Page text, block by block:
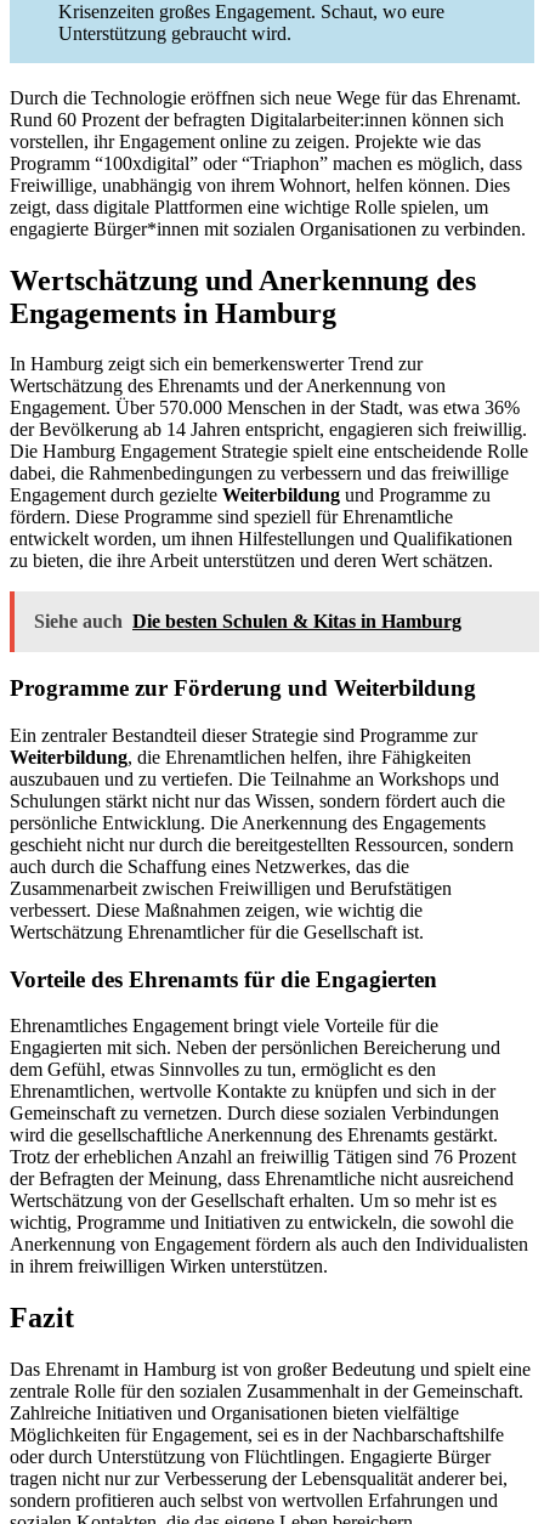
Krisenzeiten großes Engagement. Schaut, wo eure
Unterstützung gebraucht wird.
Durch die Technologie eröffnen sich neue Wege für das Ehrenamt.
Rund 60 Prozent der befragten Digitalarbeiter:innen können sich
vorstellen, ihr Engagement online zu zeigen. Projekte wie das
Programm “100xdigital” oder “Triaphon” machen es möglich, dass
Freiwillige, unabhängig von ihrem Wohnort, helfen können. Dies
zeigt, dass digitale Plattformen eine wichtige Rolle spielen, um
engagierte Bürger*innen mit sozialen Organisationen zu verbinden.
Wertschätzung und Anerkennung des
Engagements in Hamburg
In Hamburg zeigt sich ein bemerkenswerter Trend zur
Wertschätzung des Ehrenamts und der Anerkennung von
Engagement. Über 570.000 Menschen in der Stadt, was etwa 36%
der Bevölkerung ab 14 Jahren entspricht, engagieren sich freiwillig.
Die Hamburg Engagement Strategie spielt eine entscheidende Rolle
dabei, die Rahmenbedingungen zu verbessern und das freiwillige
Engagement durch gezielte Weiterbildung und Programme zu
fördern. Diese Programme sind speziell für Ehrenamtliche
entwickelt worden, um ihnen Hilfestellungen und Qualifikationen
zu bieten, die ihre Arbeit unterstützen und deren Wert schätzen.
Siehe auch Die besten Schulen & Kitas in Hamburg
Programme zur Förderung und Weiterbildung
Ein zentraler Bestandteil dieser Strategie sind Programme zur
Weiterbildung, die Ehrenamtlichen helfen, ihre Fähigkeiten
auszubauen und zu vertiefen. Die Teilnahme an Workshops und
Schulungen stärkt nicht nur das Wissen, sondern fördert auch die
persönliche Entwicklung. Die Anerkennung des Engagements
geschieht nicht nur durch die bereitgestellten Ressourcen, sondern
auch durch die Schaffung eines Netzwerkes, das die
Zusammenarbeit zwischen Freiwilligen und Berufstätigen
verbessert. Diese Maßnahmen zeigen, wie wichtig die
Wertschätzung Ehrenamtlicher für die Gesellschaft ist.
Vorteile des Ehrenamts für die Engagierten
Ehrenamtliches Engagement bringt viele Vorteile für die
Engagierten mit sich. Neben der persönlichen Bereicherung und
dem Gefühl, etwas Sinnvolles zu tun, ermöglicht es den
Ehrenamtlichen, wertvolle Kontakte zu knüpfen und sich in der
Gemeinschaft zu vernetzen. Durch diese sozialen Verbindungen
wird die gesellschaftliche Anerkennung des Ehrenamts gestärkt.
Trotz der erheblichen Anzahl an freiwillig Tätigen sind 76 Prozent
der Befragten der Meinung, dass Ehrenamtliche nicht ausreichend
Wertschätzung von der Gesellschaft erhalten. Um so mehr ist es
wichtig, Programme und Initiativen zu entwickeln, die sowohl die
Anerkennung von Engagement fördern als auch den Individualisten
in ihrem freiwilligen Wirken unterstützen.
Fazit
Das Ehrenamt in Hamburg ist von großer Bedeutung und spielt eine
zentrale Rolle für den sozialen Zusammenhalt in der Gemeinschaft.
Zahlreiche Initiativen und Organisationen bieten vielfältige
Möglichkeiten für Engagement, sei es in der Nachbarschaftshilfe
oder durch Unterstützung von Flüchtlingen. Engagierte Bürger
tragen nicht nur zur Verbesserung der Lebensqualität anderer bei,
sondern profitieren auch selbst von wertvollen Erfahrungen und